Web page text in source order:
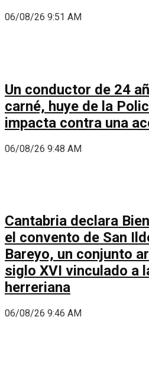
06/08/26 9:51 AM
Un conductor de 24
carné, huye de la
impacta contra una
06/08/26 9:48 AM
Cantabria declara
el convento de San
Bareyo, un conjunto
siglo XVI vinculado a
herreriana
06/08/26 9:46 AM